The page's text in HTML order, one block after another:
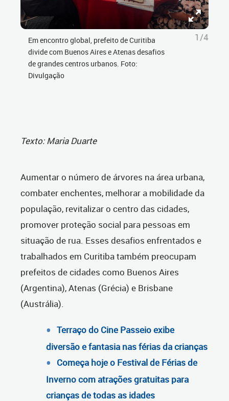
Em encontro global, prefeito de Curitiba
divide com Buenos Aires e Atenas desafios
de grandes centros urbanos. Foto:
Divulgação
1/4
Texto: Maria Duarte
Aumentar o número de árvores na área urbana,
combater enchentes, melhorar a mobilidade da
população, revitalizar o centro das cidades,
promover proteção social para pessoas em
situação de rua. Esses desafios enfrentados e
trabalhados em Curitiba também preocupam
prefeitos de cidades como Buenos Aires
(Argentina), Atenas (Grécia) e Brisbane
(Austrália).
Terraço do Cine Passeio exibe
diversão e fantasia nas férias da crianças
Começa hoje o Festival de Férias de
Inverno com atrações gratuitas para
crianças de todas as idades